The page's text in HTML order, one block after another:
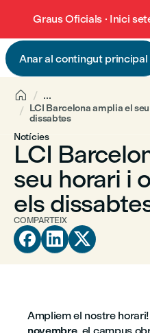
Graus Oficials · Inici
Anar al contingut principal

 ...
LCI Barcelona amplia el
dissabtes
Notícies
LCI
seu horari i
els
COMPARTEIX
  
Ampliem el nostre